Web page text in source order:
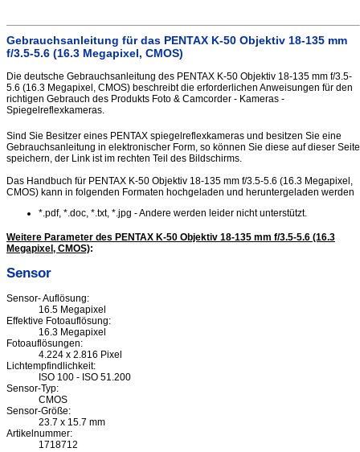
Gebrauchsanleitung für das PENTAX K-50 Objektiv 18-135 mm
f/3.5-5.6 (16.3 Megapixel, CMOS)
Die deutsche Gebrauchsanleitung des PENTAX K-50 Objektiv 18-135 mm f/3.5-
5.6 (16.3 Megapixel, CMOS) beschreibt die erforderlichen Anweisungen für den
richtigen Gebrauch des Produkts Foto & Camcorder - Kameras -
Spiegelreflexkameras.
Sind Sie Besitzer eines PENTAX spiegelreflexkameras und besitzen Sie eine
Gebrauchsanleitung in elektronischer Form, so können Sie diese auf dieser Seite
speichern, der Link ist im rechten Teil des Bildschirms.
Das Handbuch für PENTAX K-50 Objektiv 18-135 mm f/3.5-5.6 (16.3 Megapixel,
CMOS) kann in folgenden Formaten hochgeladen und heruntergeladen werden
*.pdf, *.doc, *.txt, *.jpg - Andere werden leider nicht unterstützt.
Weitere Parameter des PENTAX K-50 Objektiv 18-135 mm f/3.5-5.6 (16.3
Megapixel, CMOS):
Sensor
Sensor- Auflösung:
16.5 Megapixel
Effektive Fotoauflösung:
16.3 Megapixel
Fotoauflösungen:
4.224 x 2.816 Pixel
Lichtempfindlichkeit:
ISO 100 - ISO 51.200
Sensor-Typ:
CMOS
Sensor-Größe:
23.7 x 15.7 mm
Artikelnummer:
1718712